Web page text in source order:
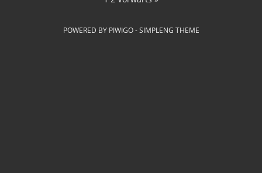
POWERED BY PIWIGO-SIMPLENG THEME